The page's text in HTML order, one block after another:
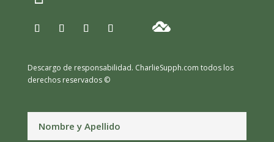
Descargo de responsabilidad. CharlieSupph.com todos los
derechos reservados ©